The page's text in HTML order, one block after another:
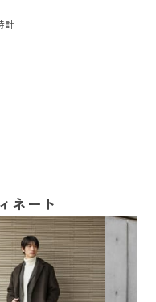
計
ネート